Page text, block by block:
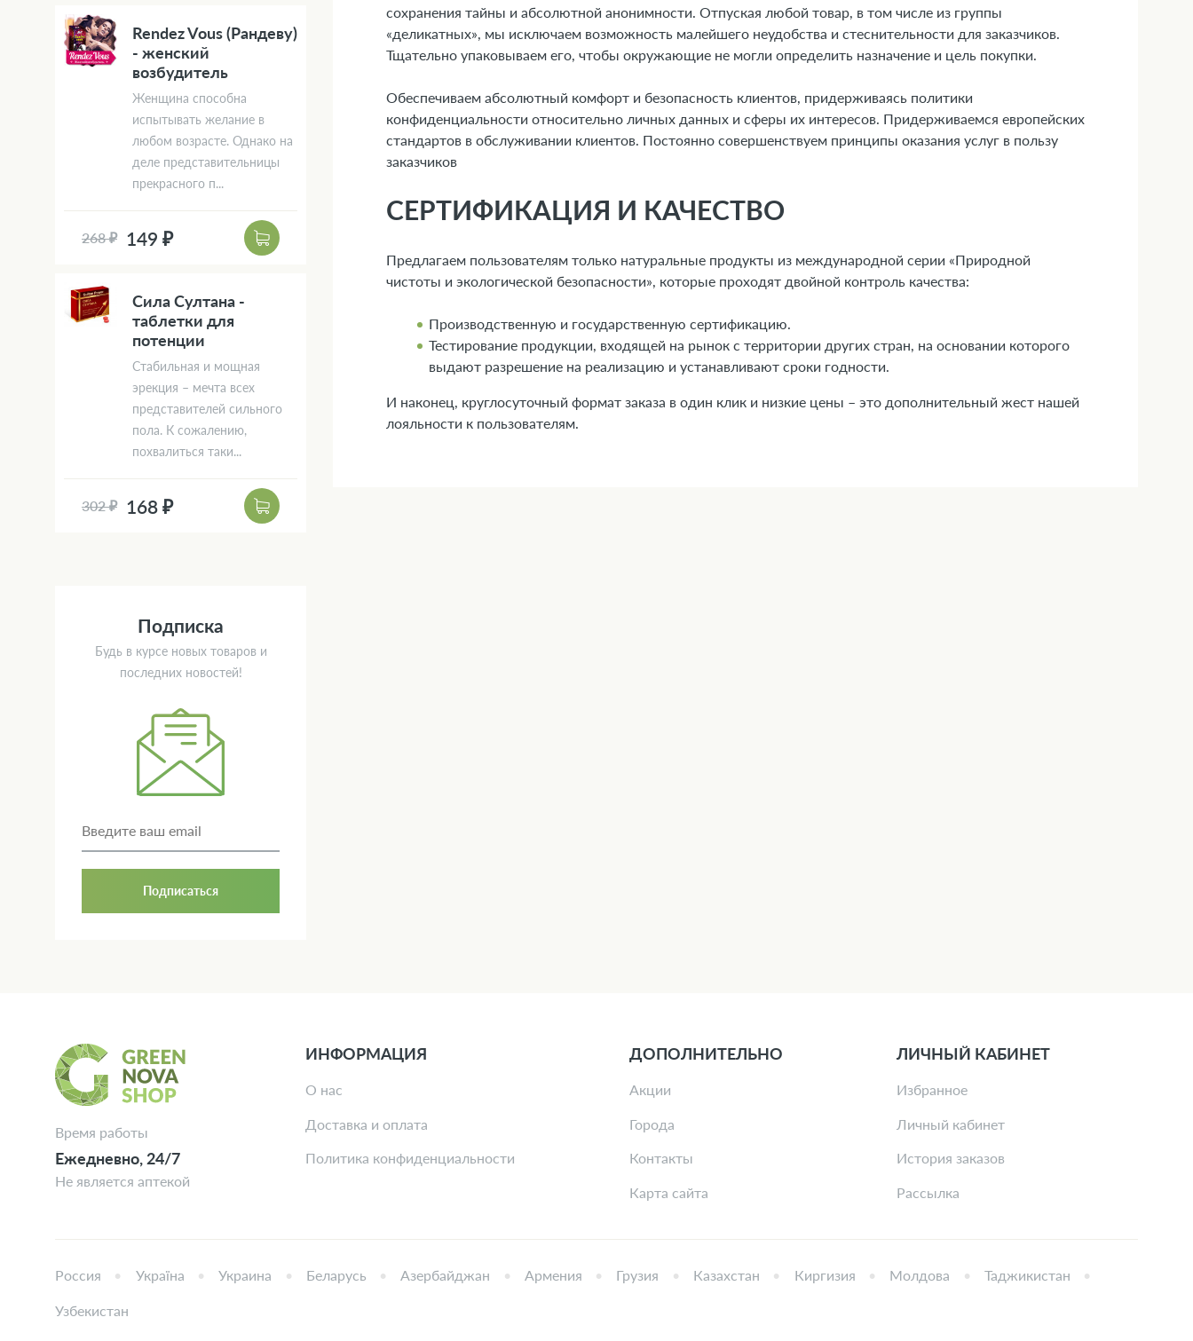
сохранения тайны и абсолютной анонимности. Отпуская любой товар, в том числе из группы
«деликатных», мы исключаем возможность малейшего неудобства и стеснительности для заказчиков.
Тщательно упаковываем его, чтобы окружающие не могли определить назначение и цель покупки.
Обеспечиваем абсолютный комфорт и безопасность клиентов, придерживаясь политики
конфиденциальности относительно личных данных и сферы их интересов. Придерживаемся европейских
стандартов в обслуживании клиентов. Постоянно совершенствуем принципы оказания услуг в пользу
заказчиков
СЕРТИФИКАЦИЯ И КАЧЕСТВО
Предлагаем пользователям только натуральные продукты из международной серии «Природной
чистоты и экологической безопасности», которые проходят двойной контроль качества:
Производственную и государственную сертификацию.
Тестирование продукции, входящей на рынок с территории других стран, на основании которого
выдают разрешение на реализацию и устанавливают сроки годности.
И наконец, круглосуточный формат заказа в один клик и низкие цены – это дополнительный жест нашей
лояльности к пользователям.
Rendez Vous (Рандеву)
- женский
возбудитель
Женщина способна
испытывать желание в
любом возрасте. Однако на
деле представительницы
прекрасного п...
268 ₽ 149 ₽
Сила Султана -
таблетки для
потенции
Стабильная и мощная
эрекция – мечта всех
представителей сильного
пола. К сожалению,
похвалиться таки...
302 ₽ 168 ₽
Подписка
Будь в курсе новых товаров и
последних новостей!
Подписаться
Время работы
Ежедневно, 24/7
Не является аптекой
ИНФОРМАЦИЯ
О нас
Доставка и оплата
Политика конфиденциальности
ДОПОЛНИТЕЛЬНО
Акции
Города
Контакты
Карта сайта
ЛИЧНЫЙ КАБИНЕТ
Избранное
Личный кабинет
История заказов
Рассылка
Россия Україна Украина Беларусь Азербайджан Армения Грузия Казахстан Киргизия Молдова Таджикистан
Узбекистан